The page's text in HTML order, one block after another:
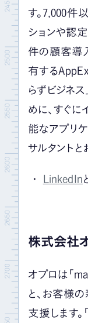
す。7,000件
ションや認
件の顧客導
有する
らずビジネ
めに、すぐに
能なアプリ
サルタント
LinkedIn
株式会社
オプロは「
と、お客様
支援します